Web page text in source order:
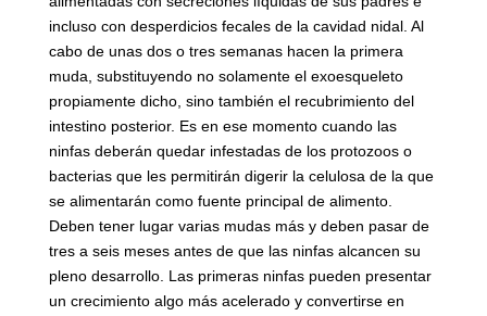
incluso con desperdicios fecales de la cavidad nidal. Al
cabo de unas dos o tres semanas hacen la primera
muda, substituyendo no solamente el exoesqueleto
propiamente dicho, sino también el recubrimiento del
intestino posterior. Es en ese momento cuando las
ninfas deberán quedar infestadas de los protozoos o
bacterias que les permitirán digerir la celulosa de la que
se alimentarán como fuente principal de alimento.
Deben tener lugar varias mudas más y deben pasar de
tres a seis meses antes de que las ninfas alcancen su
pleno desarrollo. Las primeras ninfas pueden presentar
un crecimiento algo más acelerado y convertirse en